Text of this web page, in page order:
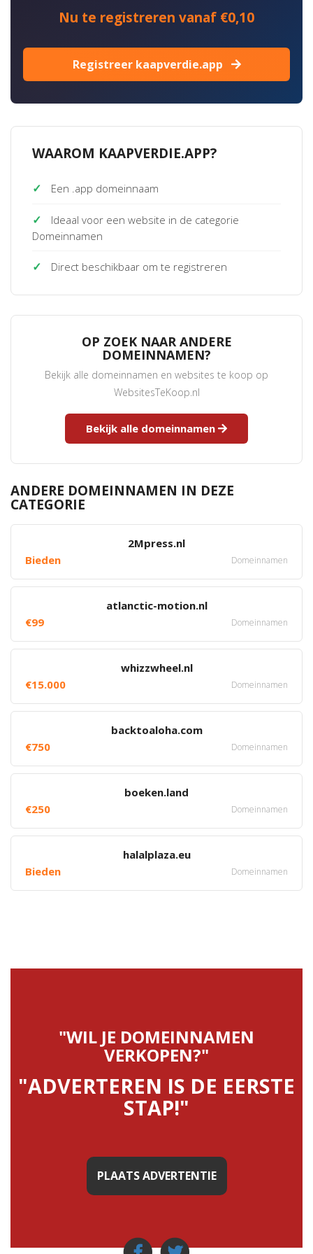
Nu te registreren vanaf €0,10
Registreer kaapverdie.app
WAAROM KAAPVERDIE.APP?
✓ Een .app domeinnaam
✓
Ideaal voor een website in de categorie
Domeinnamen
✓ Direct beschikbaar om te registreren
OP ZOEK NAAR ANDERE
DOMEINNAMEN?
Bekijk alle domeinnamen en websites te koop op
WebsitesTeKoop.nl
Bekijk alle domeinnamen
ANDERE DOMEINNAMEN IN DEZE
CATEGORIE
2Mpress.nl
Bieden
Domeinnamen
atlanctic-motion.nl
€99
Domeinnamen
whizzwheel.nl
€15.000
Domeinnamen
backtoaloha.com
€750
Domeinnamen
boeken.land
€250
Domeinnamen
halalplaza.eu
Bieden
Domeinnamen
"WIL JE DOMEINNAMEN
VERKOPEN?"
"ADVERTEREN IS DE EERSTE
STAP!"
PLAATS ADVERTENTIE